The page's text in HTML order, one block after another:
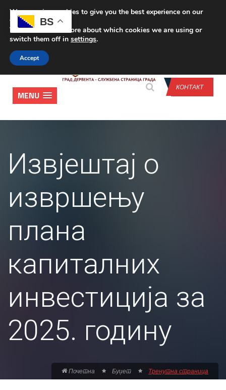
CONTACT US
КОНТАКТ
MENU
Извјештај о
извршењу
плана
капиталних
инвестиција за
2025. годину
Почетна Буџет Тренутна страница
BS
We are using cookies to give you the best experience on our
website.
You can find out more about which cookies we are using or
switch them off in settings.
Accept